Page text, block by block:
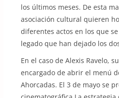
los últimos meses. De esta
asociación cultural quieren
diferentes actos en los que
legado que han dejado los
En el caso de Alexis Ravelo,
encargado de abrir el menú
Ahorcadas. El 3 de mayo se